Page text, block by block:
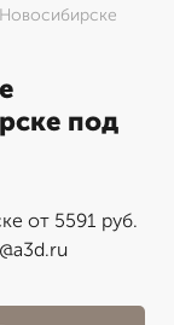
под
от 5591 руб.